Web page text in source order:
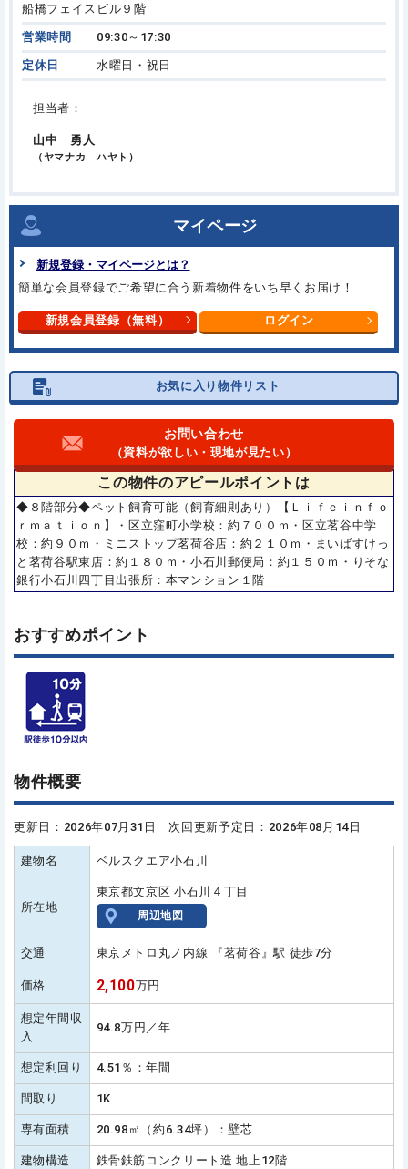
船橋フェイスビル９階
営業時間 09:30～17:30
定休日 水曜日・祝日
担当者：
山中 勇人
（ヤマナカ ハヤト）
マイページ
新規登録・マイページとは？
簡単な会員登録でご希望に合う新着物件をいち早くお届け！
新規会員登録（無料） ログイン
お気に入り物件リスト
お問い合わせ
（資料が欲しい・現地が見たい）
この物件のアピールポイントは
◆８階部分◆ペット飼育可能（飼育細則あり）【Ｌｉｆｅｉｎｆｏ
ｒｍａｔｉｏｎ】・区立窪町小学校：約７００ｍ・区立茗谷中学
校：約９０ｍ・ミニストップ茗荷谷店：約２１０ｍ・まいばすけっ
と茗荷谷駅東店：約１８０ｍ・小石川郵便局：約１５０ｍ・りそな
銀行小石川四丁目出張所：本マンション１階
おすすめポイント
物件概要
更新日：2026年07月31日 次回更新予定日：2026年08月14日
建物名 ベルスクエア小石川
所在地
東京都文京区 小石川４丁目
周辺地図
交通 東京メトロ丸ノ内線 『茗荷谷』駅 徒歩7分
価格 2,100万円
想定年間収
入
94.8万円／年
想定利回り 4.51％：年間
間取り 1K
専有面積 20.98㎡（約6.34坪）：壁芯
建物構造 鉄骨鉄筋コンクリート造 地上12階